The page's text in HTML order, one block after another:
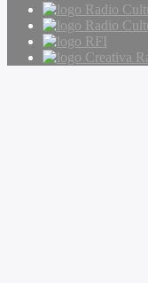
Radio
Radio
RFI
Creativa